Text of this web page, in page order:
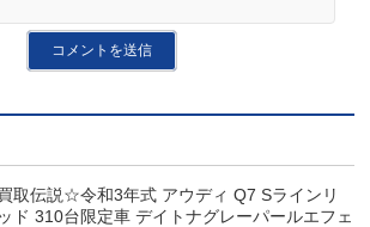
取伝説☆令和3年式 アウディ Q7 Sラインリ
ド 310台限定車 デイトナグレーパールエフェ